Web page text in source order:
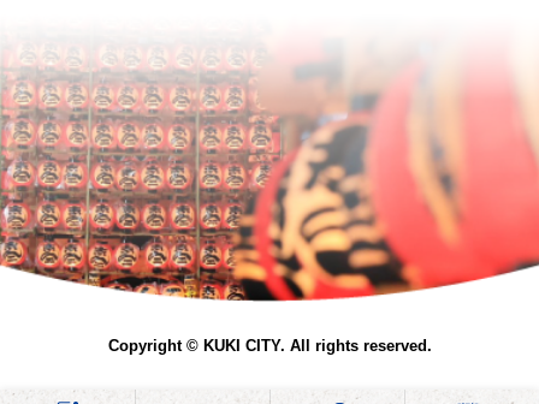
Copyright © KUKI CITY. All rights reserved.